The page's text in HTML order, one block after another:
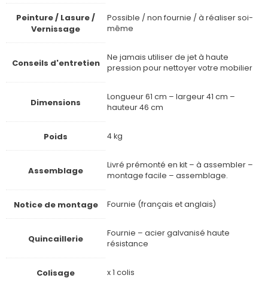
Peinture / Lasure /
Vernissage
Possible / non fournie / à réaliser soi-
même
Conseils d'entretien
Ne jamais utiliser de jet à haute
pression pour nettoyer votre mobilier
Dimensions
Longueur 61 cm – largeur 41 cm –
hauteur 46 cm
Poids 4 kg
Assemblage
Livré prémonté en kit – à assembler –
montage facile – assemblage.
Notice de montage Fournie (français et anglais)
Quincaillerie
Fournie – acier galvanisé haute
résistance
Colisage x 1 colis